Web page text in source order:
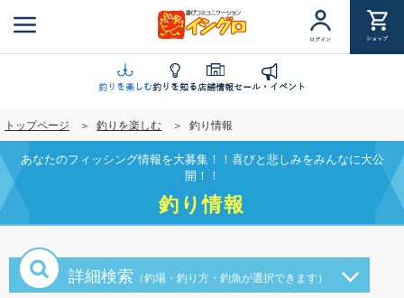
ン
に
移
動
ログイン ショップ
釣りを楽しむ釣りを知る店舗情報セール・イベント
トップページ 釣りを楽しむ 釣り情報
あなたのフィッシング情報を大募集！！喜びと悲しみをみんなに大公
開！！
釣り情報
詳細検索 （釣場・釣り方・釣魚が選択できます）